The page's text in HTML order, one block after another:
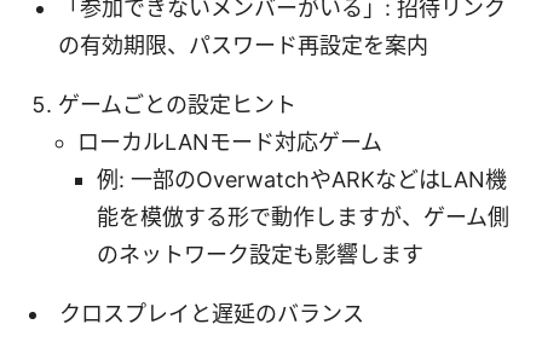
「参加できないメンバーがいる」: 招待リンク
の有効期限、パスワード再設定を案内
ゲームごとの設定ヒント
ローカルLANモード対応ゲーム
例: 一部のOverwatchやARKなどはLAN機
能を模倣する形で動作しますが、ゲーム側
のネットワーク設定も影響します
クロスプレイと遅延のバランス